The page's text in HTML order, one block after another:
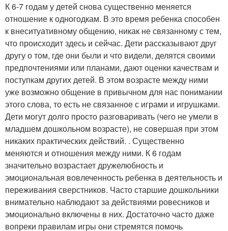
К 6-7 годам у детей снова существенно меняется
отношение к одногодкам. В это время ребенка способен
к внеситуативному общению, никак не связанному с тем,
что происходит здесь и сейчас. Дети рассказывают друг
другу о том, где они были и что видели, делятся своими
предпочтениями или планами, дают оценки качествам и
поступкам других детей. В этом возрасте между ними
уже возможно общение в привычном для нас понимании
этого слова, то есть не связанное с играми и игрушками.
Дети могут долго просто разговаривать (чего не умели в
младшем дошкольном возрасте), не совершая при этом
никаких практических действий. . Существенно
меняются и отношения между ними. К 6 годам
значительно возрастает дружелюбность и
эмоциональная вовлеченность ребенка в деятельность и
переживания сверстников. Часто старшие дошкольники
внимательно наблюдают за действиями ровесников и
эмоционально включены в них. Достаточно часто даже
вопреки правилам игры они стремятся помочь